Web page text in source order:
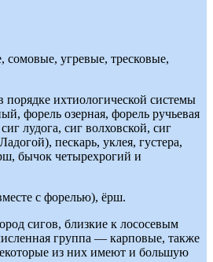
угревые, тресковые,
ихтиологической системы
форель озерная, форель ручьевая
лудога, сиг волховской, сиг
пескарь, уклея, густера,
бычок четырехрогий и
с форелью), ёрш.
сигов, близкие к лососевым
группа — карповые, также
из них имеют и большую